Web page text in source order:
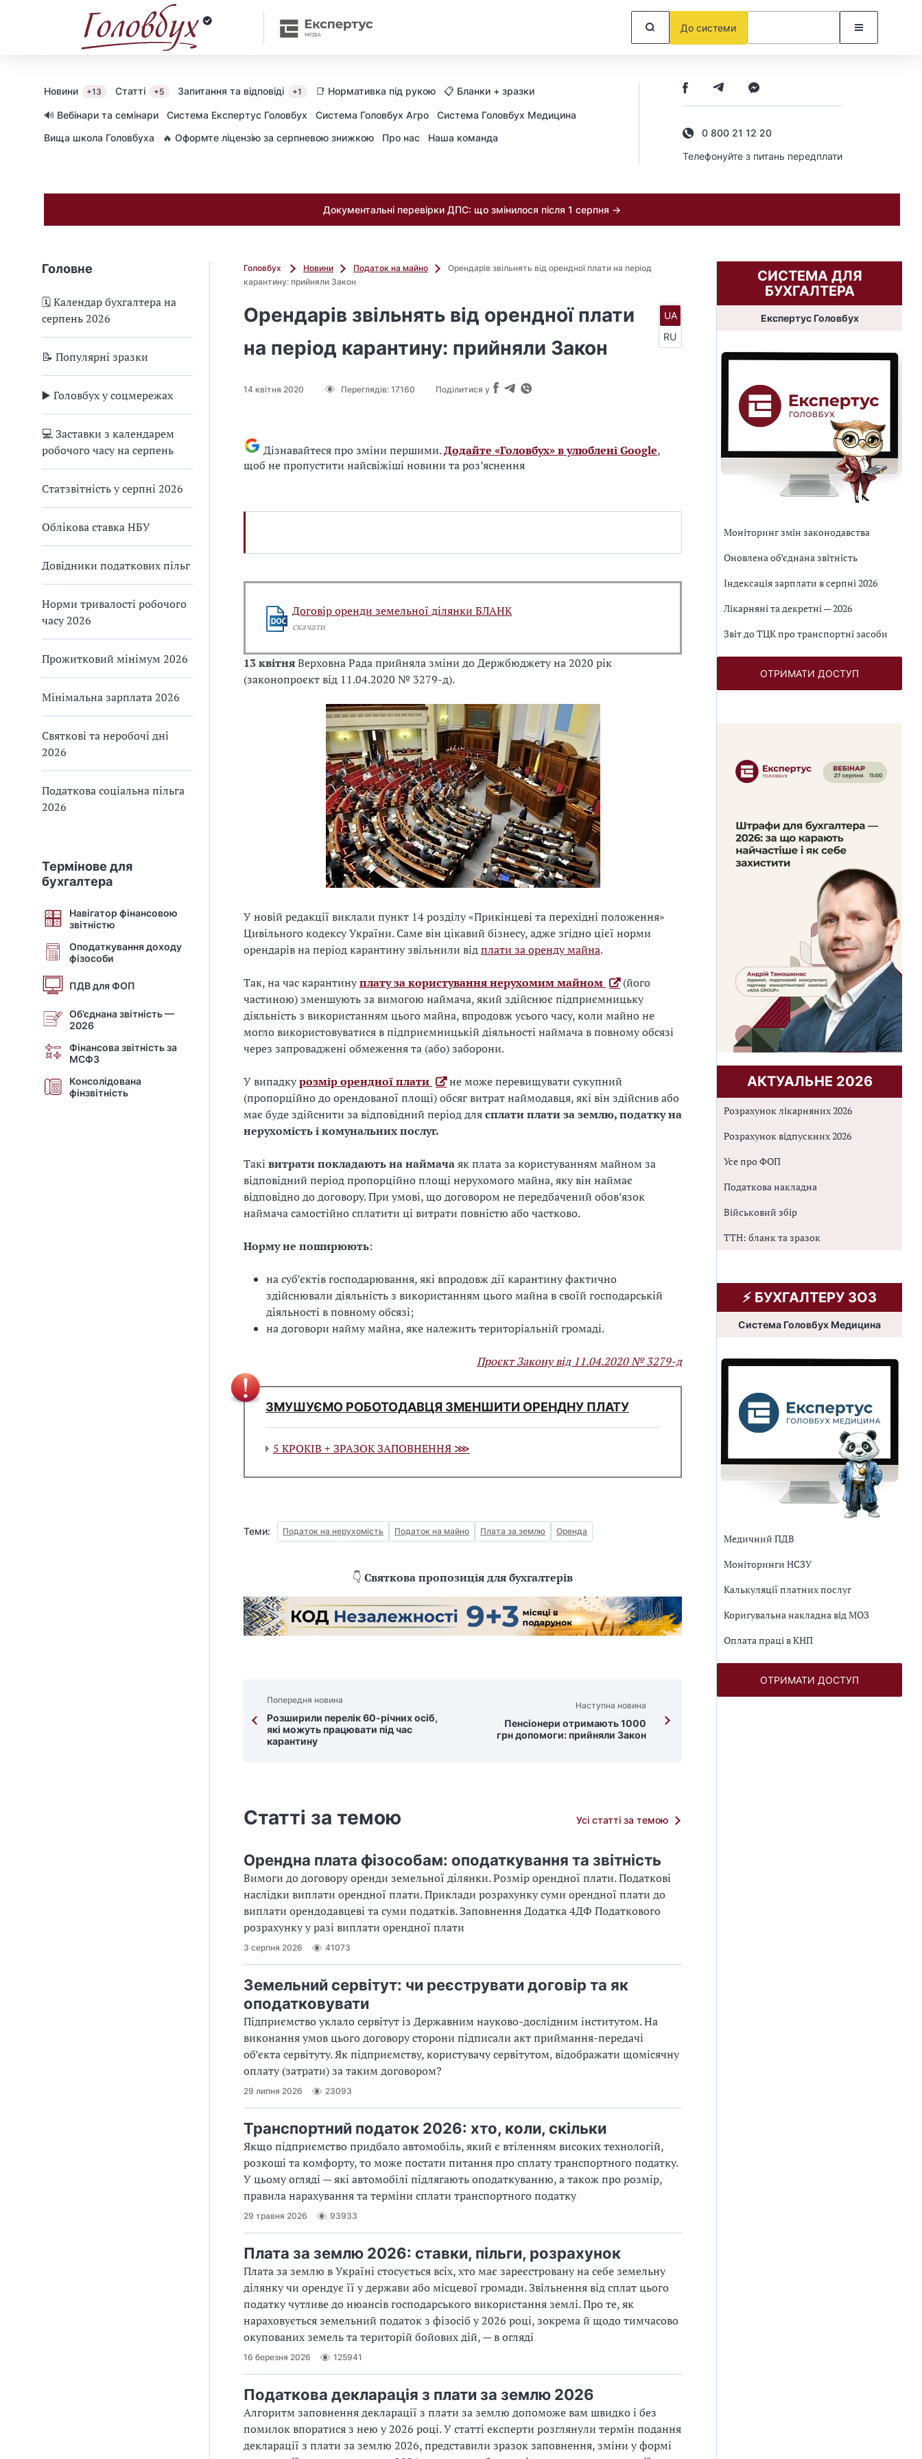
До системи
Новини +13 Статті +5 Запитання та відповіді +1 📑 Нормативка під рукою 📋 Бланки + зразки
🔊 Вебінари та семінари Cистема Експертус Головбух Система Головбух Агро
Система Головбух Медицина
Вища школа Головбуха
🔥 Оформте ліцензію за серпневою знижкою Про нас Наша команда
0 800 21 12 20
Телефонуйте з питань передплати
Документальні перевірки ДПС: що змінилося після 1 серпня →
Головне
🗓️ Календар бухгалтера на
серпень 2026
📝 Популярні зразки
▶️ Головбух у соцмережах
💻 Заставки з календарем
робочого часу на серпень
Статзвітність у серпні 2026
Облікова ставка НБУ
Довідники податкових пільг
Норми тривалості робочого
часу 2026
Прожитковий мінімум 2026
Мінімальна зарплата 2026
Святкові та неробочі дні
2026
Податкова соціальна пільга
2026
Термінове для
бухгалтера
Навігатор фінансовою
звітністю
Оподаткування доходу
фізособи
ПДВ для ФОП
Об’єднана звітність —
2026
Фінансова звітність за
МСФЗ
Консолідована
фінзвітність
Головбух Новини Податок на майно
Орендарів звільнять від орендної плати на період
карантину: прийняли Закон
Орендарів звільнять від орендної плати
на період карантину: прийняли Закон
14 квітня 2020 Переглядів: 17160 Поділитися у
UA
RU
Дізнавайтеся про зміни першими.Додайте «Головбух» в улюблені Google,
щоб не пропустити найсвіжіші новини та роз’яснення
Договір оренди земельної ділянки БЛАНК
скачати
13 квітняВерховна Рада прийняла зміни до Держбюджету на 2020 рік
(законопроєкт від 11.04.2020 № 3279-д).
У новій редакції виклали пункт 14 розділу «Прикінцеві та перехідні положення»
Цивільного кодексу України. Саме він цікавий бізнесу, адже згідно цієї норми
орендарів на період карантину звільнили відплати за оренду майна.
Так, на час карантинуплату за користування нерухомим майном
(його
частиною) зменшують за вимогою наймача, який здійснює підприємницьку
діяльність з використанням цього майна, впродовж усього часу, коли майно не
могло використовуватися в підприємницькій діяльності наймача в повному обсязі
через запроваджені обмеження та (або) заборони.
У випадкурозмір орендної плати
не може перевищувати сукупний
(пропорційно до орендованої площі) обсяг витрат наймодавця, які він здійснив або
має буде здійснити за відповідний період длясплати плати за землю, податку на
нерухомість і комунальних послуг.
Такі витрати покладають на наймачаяк плата за користуванням майном за
відповідний період пропорційно площі нерухомого майна, яку він наймає
відповідно до договору. При умові, що договором не передбачений обов’язок
наймача самостійно сплатити ці витрати повністю або частково.
Норму не поширюють:
на суб’єктів господарювання, які впродовж дії карантину фактично
здійснювали діяльність з використанням цього майна в своїй господарській
діяльності в повному обсязі;
на договори найму майна, яке належить територіальній громаді.
Проєкт Закону від 11.04.2020 № 3279-д
ЗМУШУЄМО РОБОТОДАВЦЯ ЗМЕНШИТИ ОРЕНДНУ ПЛАТУ
5 КРОКІВ + ЗРАЗОК ЗАПОВНЕННЯ ⋙
Теми: Податок на нерухомість Податок на майно Плата за землю Оренда
👇 Святкова пропозиція для бухгалтерів
Попередня новина
Розширили перелік 60-річних осіб,
які можуть працювати під час
карантину
Наступна новина
Пенсіонери отримають 1000
грн допомоги: прийняли Закон
Статті за темою Усі статті за темою
Орендна плата фізособам: оподаткування та звітність
Вимоги до договору оренди земельної ділянки. Розмір орендної плати. Податкові
наслідки виплати орендної плати. Приклади розрахунку суми орендної плати до
виплати орендодавцеві та суми податків. Заповнення Додатка 4ДФ Податкового
розрахунку у разі виплати орендної плати
3 серпня 2026 41073
Земельний сервітут: чи реєструвати договір та як
оподатковувати
Підприємство уклало сервітут із Державним науково-дослідним інститутом. На
виконання умов цього договору сторони підписали акт приймання-передачі
об’єкта сервітуту. Як підприємству, користувачу сервітутом, відображати щомісячну
оплату (затрати) за таким договором?
29 липня 2026 23093
Транспортний податок 2026: хто, коли, скільки
Якщо підприємство придбало автомобіль, який є втіленням високих технологій,
розкоші та комфорту, то може постати питання про сплату транспортного податку.
У цьому огляді — які автомобілі підлягають оподаткуванню, а також про розмір,
правила нарахування та терміни сплати транспортного податку
29 травня 2026 93933
Плата за землю 2026: ставки, пільги, розрахунок
Плата за землю в Україні стосується всіх, хто має зареєстровану на себе земельну
ділянку чи орендує її у держави або місцевої громади. Звільнення від сплат цього
податку чутливе до нюансів господарського використання землі. Про те, як
нараховується земельний податок з фізосіб у 2026 році, зокрема й щодо тимчасово
окупованих земель та територій бойових дій, — в огляді
16 березня 2026 125941
Податкова декларація з плати за землю 2026
Алгоритм заповнення декларації з плати за землю допоможе вам швидко і без
помилок впоратися з нею у 2026 році. У статті експерти розглянули термін подання
декларації з плати за землю 2026, представили зразок заповнення, зміни у формі
СИСТЕМА ДЛЯ
БУХГАЛТЕРА
Експертус Головбух
Моніторинг змін законодавства
Оновлена об’єднана звітність
Індексація зарплати в серпні 2026
Лікарняні та декретні — 2026
Звіт до ТЦК про транспортні засоби
ОТРИМАТИ ДОСТУП
АКТУАЛЬНЕ 2026
Розрахунок лікарняних 2026
Розрахунок відпускних 2026
Усе про ФОП
Податкова накладна
Військовий збір
ТТН: бланк та зразок
⚡️ БУХГАЛТЕРУ ЗОЗ
Система Головбух Медицина
Медичний ПДВ
Моніторинги НСЗУ
Калькуляції платних послуг
Коригувальна накладна від МОЗ
Оплата праці в КНП
ОТРИМАТИ ДОСТУП